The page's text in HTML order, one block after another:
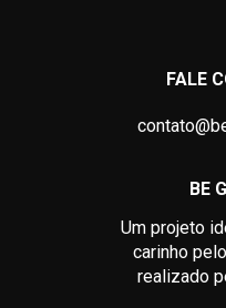
FALE
BE
Um projeto
carinho
realizado